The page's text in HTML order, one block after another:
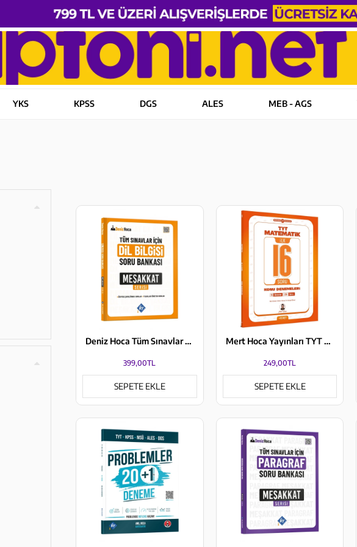
YKS KPSS DGS ALES MEB - AGS
Deniz Hoca Tüm Sınavlar İçin Meşakkat Serisi Dil Bilgisi Soru Bankası KR Akademi Yayınları
399,00TL
SEPETE EKLE
Mert Hoca Yayınları TYT Matematik İlk 16 Soru Konu Denemeleri
249,00TL
SEPETE EKLE